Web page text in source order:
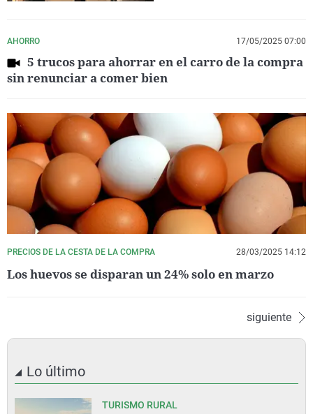
AHORRO 17/05/2025 07:00
5 trucos para ahorrar en el carro de la compra
sin renunciar a comer bien
PRECIOS DE LA CESTA DE LA COMPRA 28/03/2025 14:12
Los huevos se disparan un 24% solo en marzo
siguiente
Lo último
TURISMO RURAL